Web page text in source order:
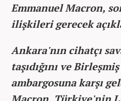
Emmanuel Macron,
ilişkileri gerecek
Ankara'nın cihatçı
taşıdığını ve
ambargosuna karşı